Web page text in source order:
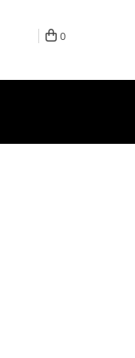
0